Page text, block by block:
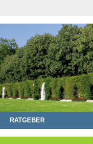
RATGEBER